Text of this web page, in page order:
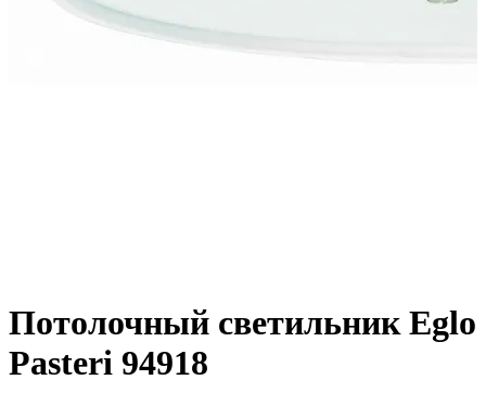
Потолочный светильник Eglo
Pasteri 94918